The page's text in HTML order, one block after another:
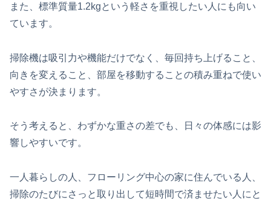
また、標準質量1.2kgという軽さを重視したい人にも向い
ています。
掃除機は吸引力や機能だけでなく、毎回持ち上げること、
向きを変えること、部屋を移動することの積み重ねで使い
やすさが決まります。
そう考えると、わずかな重さの差でも、日々の体感には影
響しやすいです。
一人暮らしの人、フローリング中心の家に住んでいる人、
掃除のたびにさっと取り出して短時間で済ませたい人にと